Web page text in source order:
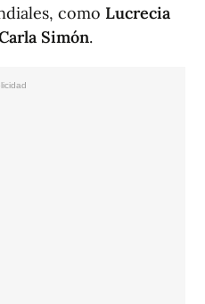
como Lucrecia
Simón.